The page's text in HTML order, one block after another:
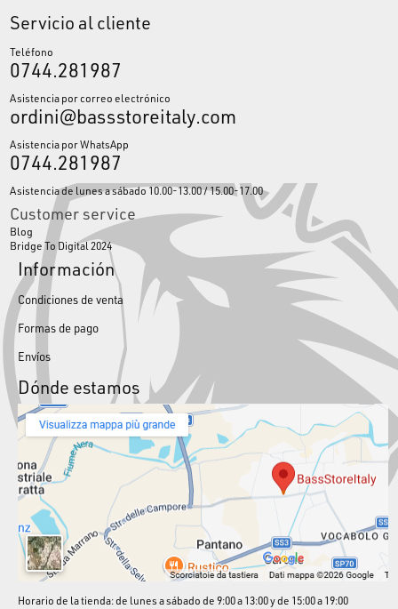
Servicio al cliente
Teléfono
0744.281987
Asistencia por correo electrónico
ordini@bassstoreitaly.com
Asistencia por WhatsApp
0744.281987
Asistencia de lunes a sábado 10.00-13.00 / 15.00-17.00
Customer service
Blog
Bridge To Digital 2024
Información
Condiciones de venta
Formas de pago
Envíos
Dónde estamos
Horario de la tienda: de lunes a sábado de 9:00 a 13:00 y de 15:00 a 19:00